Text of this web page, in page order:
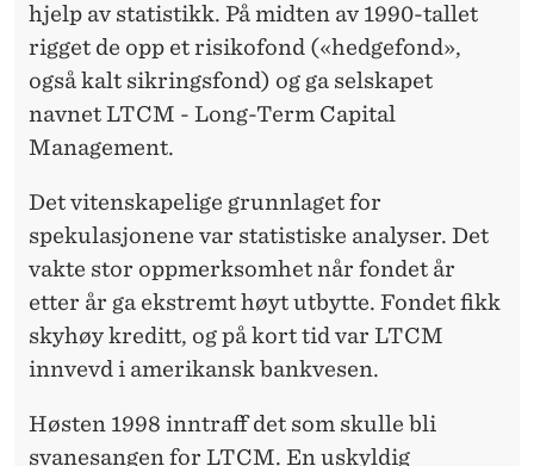
hjelp av statistikk. På midten av 1990-tallet
rigget de opp et risikofond («hedgefond»,
også kalt sikringsfond) og ga selskapet
navnet LTCM - Long-Term Capital
Management.
Det vitenskapelige grunnlaget for
spekulasjonene var statistiske analyser. Det
vakte stor oppmerksomhet når fondet år
etter år ga ekstremt høyt utbytte. Fondet fikk
skyhøy kreditt, og på kort tid var LTCM
innvevd i amerikansk bankvesen.
Høsten 1998 inntraff det som skulle bli
svanesangen for LTCM. En uskyldig